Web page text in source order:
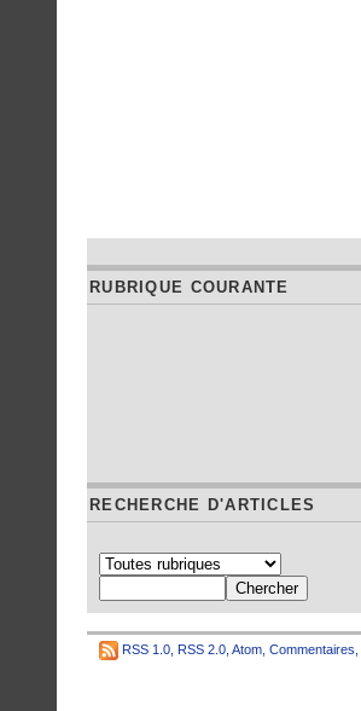
RUBRIQUE COURANTE
RECHERCHE D'ARTICLES
RSS 1.0 RSS 2.0 Atom Commentaires